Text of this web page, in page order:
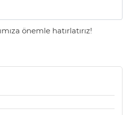
önemle hatırlatırız!